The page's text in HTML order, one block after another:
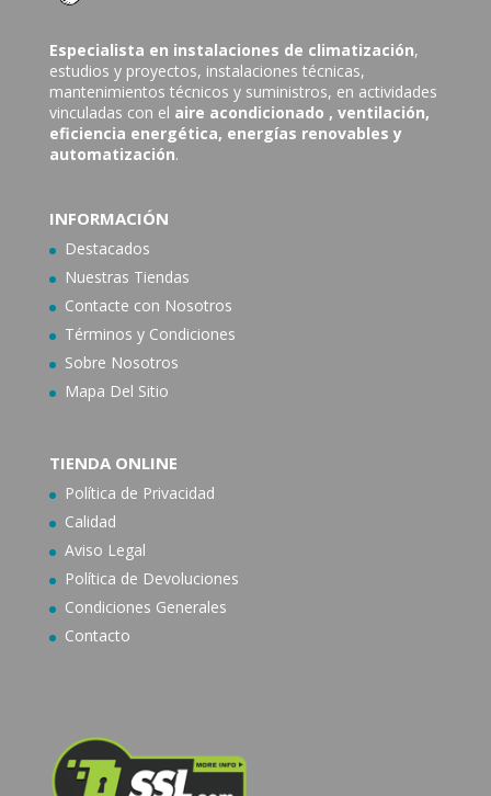
Especialista en instalaciones de climatización,
estudios y proyectos, instalaciones técnicas,
mantenimientos técnicos y suministros, en actividades
vinculadas con el aire acondicionado , ventilación,
eficiencia energética, energías renovables y
automatización.
INFORMACIÓN
Destacados
Nuestras Tiendas
Contacte con Nosotros
Términos y Condiciones
Sobre Nosotros
Mapa Del Sitio
TIENDA ONLINE
Política de Privacidad
Calidad
Aviso Legal
Política de Devoluciones
Condiciones Generales
Contacto